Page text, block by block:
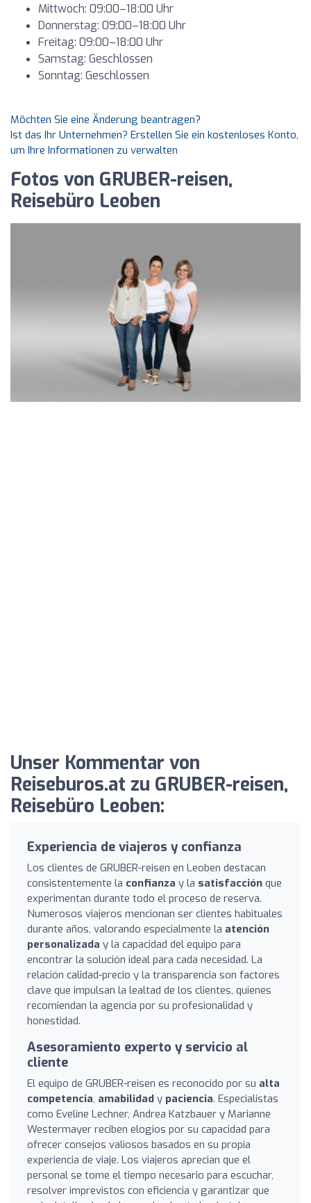
Mittwoch: 09:00–18:00 Uhr
Donnerstag: 09:00–18:00 Uhr
Freitag: 09:00–18:00 Uhr
Samstag: Geschlossen
Sonntag: Geschlossen
Möchten Sie eine Änderung beantragen?
Ist das Ihr Unternehmen? Erstellen Sie ein kostenloses Konto,
um Ihre Informationen zu verwalten
Fotos von GRUBER-reisen,
Reisebüro Leoben
Unser Kommentar von
Reiseburos.at zu GRUBER-reisen,
Reisebüro Leoben:
Experiencia de viajeros y confianza
Los clientes de GRUBER-reisen en Leoben destacan
consistentemente la confianza y la satisfacción que
experimentan durante todo el proceso de reserva.
Numerosos viajeros mencionan ser clientes habituales
durante años, valorando especialmente la atención
personalizada y la capacidad del equipo para
encontrar la solución ideal para cada necesidad. La
relación calidad-precio y la transparencia son factores
clave que impulsan la lealtad de los clientes, quienes
recomiendan la agencia por su profesionalidad y
honestidad.
Asesoramiento experto y servicio al
cliente
El equipo de GRUBER-reisen es reconocido por su alta
competencia, amabilidad y paciencia. Especialistas
como Eveline Lechner, Andrea Katzbauer y Marianne
Westermayer reciben elogios por su capacidad para
ofrecer consejos valiosos basados en su propia
experiencia de viaje. Los viajeros aprecian que el
personal se tome el tiempo necesario para escuchar,
resolver imprevistos con eficiencia y garantizar que